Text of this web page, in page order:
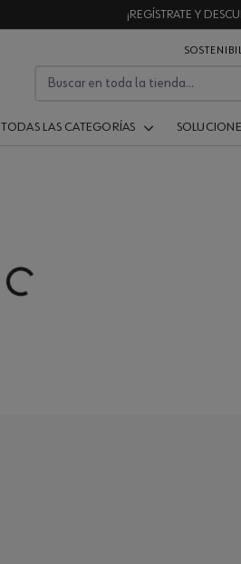
¡REGÍSTRATE Y
TODAS LAS CATEGORÍAS
Loading...